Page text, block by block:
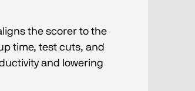
the scorer to the
time, test cuts, and
and lowering